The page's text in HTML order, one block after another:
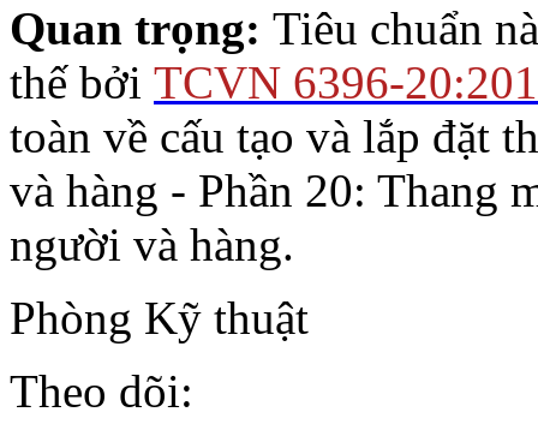
Quan trọng: Tiêu chuẩn
thế bởi TCVN 6396-
toàn về cấu tạo và lắp đặt
và hàng - Phần 20: Thang
người và hàng.
Phòng Kỹ thuật
Theo dõi: